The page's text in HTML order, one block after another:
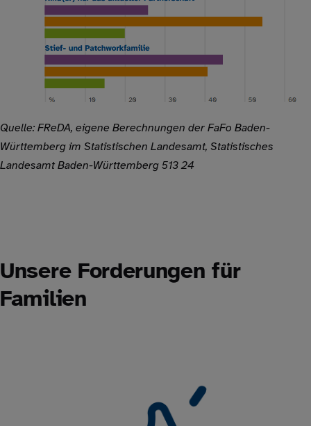
Quelle: FReDA, eigene Berechnungen der FaFo Baden-
Württemberg im Statistischen Landesamt, Statistisches
Landesamt Baden-Württemberg 513 24
Unsere Forderungen für
Familien